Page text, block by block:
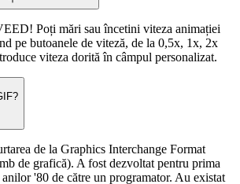
Poți mări sau încetini viteza animației
pe butoanele de viteză, de la 0,5x, 1x, 2x
viteza dorită în câmpul personalizat.
de la Graphics Interchange Format
de grafică). A fost dezvoltat pentru prima
'80 de către un programator. Au existat